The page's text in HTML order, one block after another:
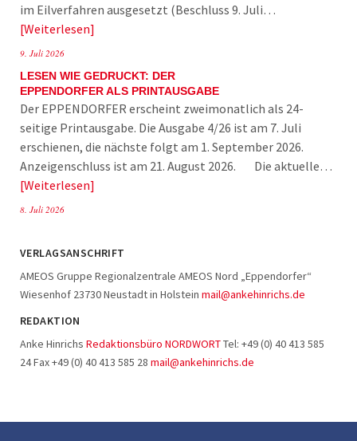
im Eilverfahren ausgesetzt (Beschluss 9. Juli…
Weiterlesen
9. Juli 2026
LESEN WIE GEDRUCKT: DER
EPPENDORFER ALS PRINTAUSGABE
Der EPPENDORFER erscheint zweimonatlich als 24-
seitige Printausgabe. Die Ausgabe 4/26 ist am 7. Juli
erschienen, die nächste folgt am 1. September 2026.
Anzeigenschluss ist am 21. August 2026. Die aktuelle…
Weiterlesen
8. Juli 2026
VERLAGSANSCHRIFT
AMEOS Gruppe Regionalzentrale AMEOS Nord „Eppendorfer“
Wiesenhof 23730 Neustadt in Holstein mail@ankehinrichs.de
REDAKTION
Anke Hinrichs Redaktionsbüro NORDWORTTel: +49 (0) 40 413 585
24 Fax +49 (0) 40 413 585 28 mail@ankehinrichs.de